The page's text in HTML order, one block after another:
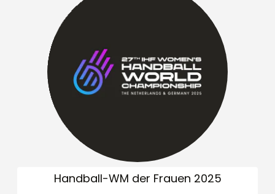
Handball-WM der Frauen 2025